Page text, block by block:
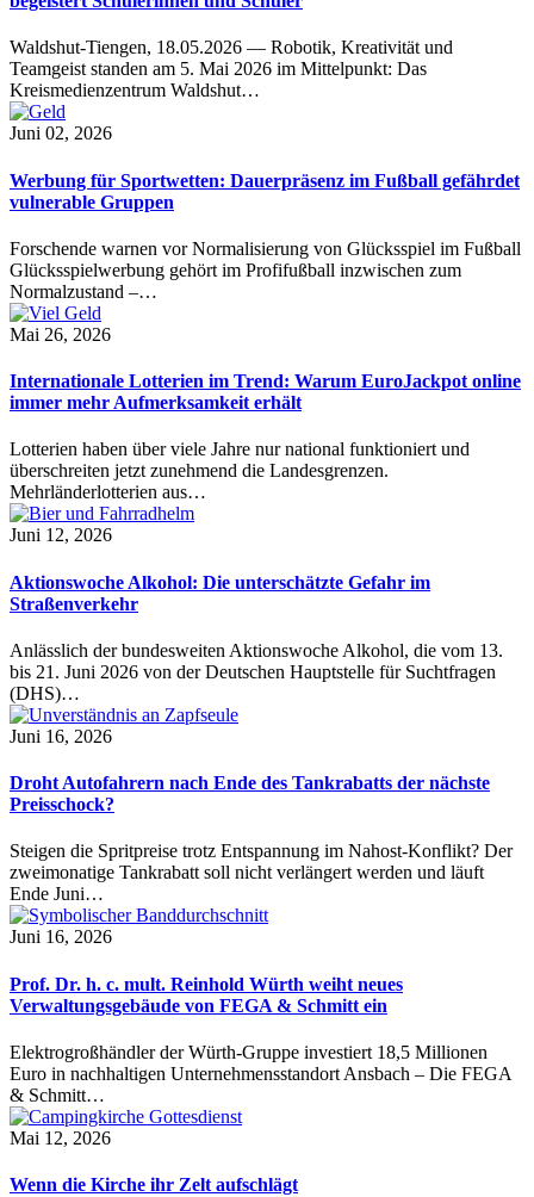
Waldshut-Tiengen, 18.05.2026 — Robotik, Kreativität und
Teamgeist standen am 5. Mai 2026 im Mittelpunkt: Das
Kreismedienzentrum Waldshut…
Juni 02, 2026
Werbung für Sportwetten: Dauerpräsenz im Fußball gefährdet
vulnerable Gruppen
Forschende warnen vor Normalisierung von Glücksspiel im Fußball
Glücksspielwerbung gehört im Profifußball inzwischen zum
Normalzustand –…
Mai 26, 2026
Internationale Lotterien im Trend: Warum EuroJackpot online
immer mehr Aufmerksamkeit erhält
Lotterien haben über viele Jahre nur national funktioniert und
überschreiten jetzt zunehmend die Landesgrenzen.
Mehrländerlotterien aus…
Juni 12, 2026
Aktionswoche Alkohol: Die unterschätzte Gefahr im
Straßenverkehr
Anlässlich der bundesweiten Aktionswoche Alkohol, die vom 13.
bis 21. Juni 2026 von der Deutschen Hauptstelle für Suchtfragen
(DHS)…
Juni 16, 2026
Droht Autofahrern nach Ende des Tankrabatts der nächste
Preisschock?
Steigen die Spritpreise trotz Entspannung im Nahost-Konflikt? Der
zweimonatige Tankrabatt soll nicht verlängert werden und läuft
Ende Juni…
Juni 16, 2026
Prof. Dr. h. c. mult. Reinhold Würth weiht neues
Verwaltungsgebäude von FEGA & Schmitt ein
Elektrogroßhändler der Würth-Gruppe investiert 18,5 Millionen
Euro in nachhaltigen Unternehmensstandort Ansbach – Die FEGA
& Schmitt…
Mai 12, 2026
Wenn die Kirche ihr Zelt aufschlägt